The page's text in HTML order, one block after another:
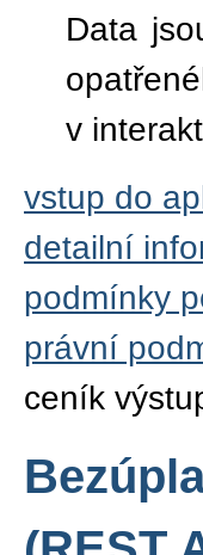
Data
v
vstup do
detailní
podmínky
právní
ceník